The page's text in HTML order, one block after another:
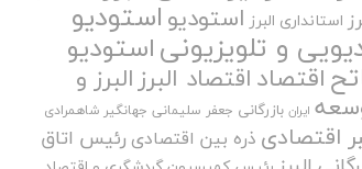
استانداری البرز استودیواستودیو
و تلویزیونیاستودیو
اقتصاداقتصاد البرزالبرز و
ایران بازرگانی جعفر سلیمانی جهانگیر شاهمرادی
اقتصادی ذره بین اقتصادی رئیس اتاق